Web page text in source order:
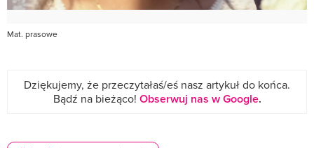
Mat. prasowe
Dziękujemy, że przeczytałaś/eś nasz artykuł do końca.
Bądź na bieżąco! Obserwuj nas w Google.